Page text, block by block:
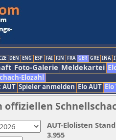
DEN ENG ESP FAI FIN FRA GER GRE INA
Foto-Galerie Meldekartei
Elozahl
Spieler anmelden Elo AUT
AUT-Elolisten
3.955